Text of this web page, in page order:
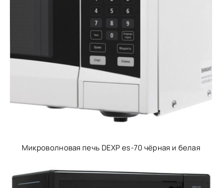
Микроволновая печь DEXP es-70 чёрная и белая